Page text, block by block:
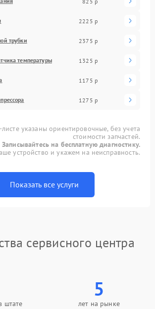
2225 р
трубки 2375 р
температуры 1325 р
1175 р
1275 р
указаны ориентировочные, без учета
стоимости запчастей.
Записывайтесь на бесплатную диагностику.
устройство и укажем на неисправность.
Показать все услуги
сервисного центра
штате
5
лет на рынке